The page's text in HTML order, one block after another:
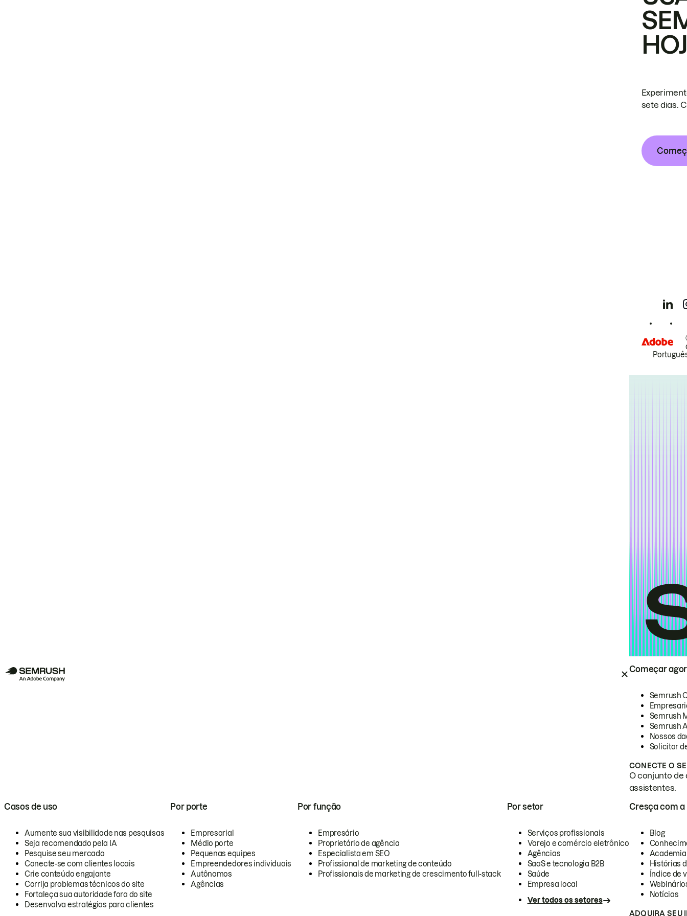
Começar
Semrush
Semrush
Semrush
Nossos
Solicitar
CONECTE O
O conjunto de
assistentes.
Casos de uso
Aumente sua visibilidade nas pesquisas
Seja recomendado pela IA
Pesquise seu mercado
Conecte-se com clientes locais
Crie conteúdo engajante
Corrija problemas técnicos do site
Fortaleça sua autoridade fora do site
Desenvolva estratégias para clientes
Por porte
Empresarial
Médio porte
Pequenas equipes
Empreendedores individuais
Autônomos
Agências
Por função
Empresário
Proprietário de agência
Especialista em SEO
Profissional de marketing de conteúdo
Profissionais de marketing de crescimento full-stack
Por setor
Serviços profissionais
Varejo e comércio eletrônico
Agências
SaaS e tecnologia B2B
Saúde
Empresa local
Ver todos os setores
Cresça com a
Blog
Academia
Histórias
Índice de
Notícias
ADQUIRA SEU
sete dias.